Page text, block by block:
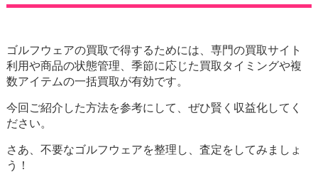
ゴルフウェアの買取で得するためには、専門の買取サイト
利用や商品の状態管理、季節に応じた買取タイミングや複
数アイテムの一括買取が有効です。
今回ご紹介した方法を参考にして、ぜひ賢く収益化してく
ださい。
さあ、不要なゴルフウェアを整理し、査定をしてみましょ
う！